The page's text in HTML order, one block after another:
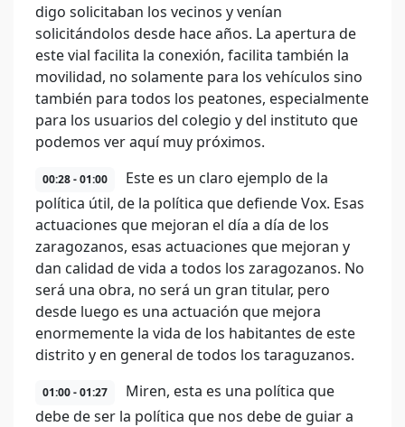
digo solicitaban los vecinos y venían
solicitándolos desde hace años. La apertura de
este vial facilita la conexión, facilita también la
movilidad, no solamente para los vehículos sino
también para todos los peatones, especialmente
para los usuarios del colegio y del instituto que
podemos ver aquí muy próximos.
00:28 - 01:00
Este es un claro ejemplo de la
política útil, de la política que defiende Vox. Esas
actuaciones que mejoran el día a día de los
zaragozanos, esas actuaciones que mejoran y
dan calidad de vida a todos los zaragozanos. No
será una obra, no será un gran titular, pero
desde luego es una actuación que mejora
enormemente la vida de los habitantes de este
distrito y en general de todos los taraguzanos.
01:00 - 01:27
Miren, esta es una política que
debe de ser la política que nos debe de guiar a